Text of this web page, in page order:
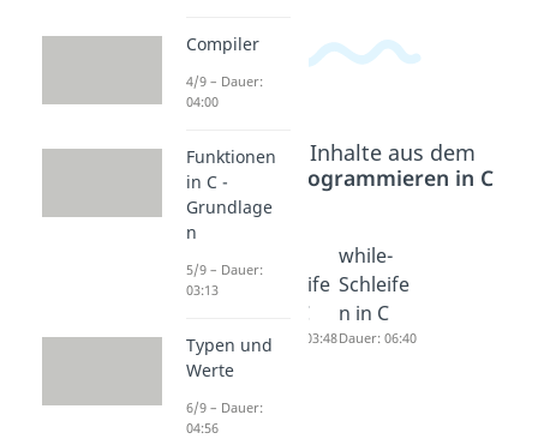
Beliebte Inhalte aus dem
Bereich
Programmieren in C
ren -
issen
Dauer: 04:13
Schleife
n in C
Dauer: 03:48
while-
Schleife
n in C
Dauer: 06:40
Compiler
4/9 – Dauer:
04:00
Funktionen
in C -
Grundlage
n
5/9 – Dauer:
03:13
Typen und
Werte
6/9 – Dauer:
04:56